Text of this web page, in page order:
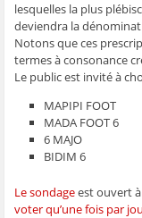
ê
t
r
e
)
lesquelles la plus
deviendra la
Notons que ces
termes à consonance
Le public est invité à
MAPIPI FOOT
MADA FOOT 6
6 MAJO
BIDIM 6
Le sondageest ouvert
voter qu’une fois par